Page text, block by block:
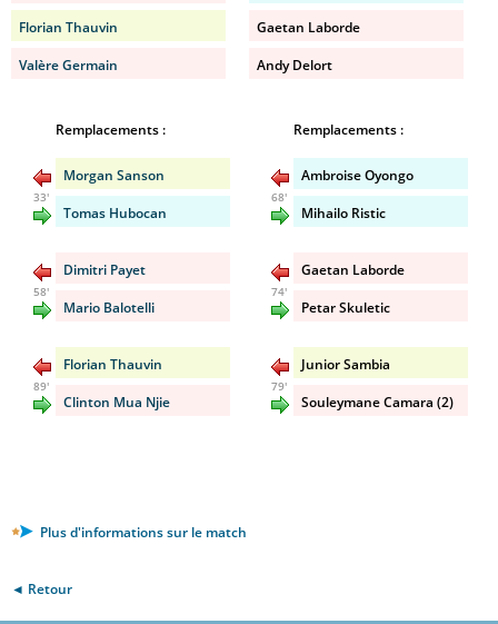
Florian Thauvin
Valère Germain
Gaetan Laborde
Andy Delort
Remplacements :
Morgan Sanson
33'
Tomas Hubocan
Dimitri Payet
58'
Mario Balotelli
Florian Thauvin
89'
Clinton Mua Njie
Remplacements :
Ambroise Oyongo
68'
Mihailo Ristic
Gaetan Laborde
74'
Petar Skuletic
Junior Sambia
79'
Souleymane Camara (2)
Plus d'informations sur le match
◄ Retour